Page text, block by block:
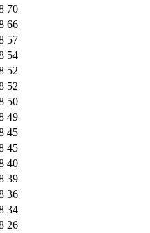
70
66
57
54
52
52
50
49
45
45
40
39
36
34
26